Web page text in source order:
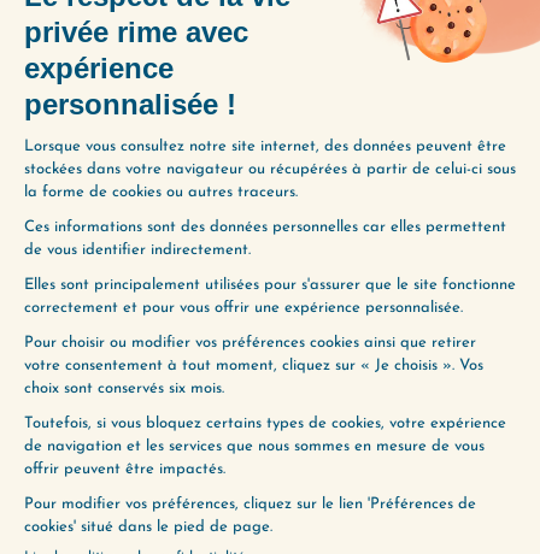
Avant de se lancer dans un nouveau projet, on
cherche généralement à apprendre et à
emmagasiner le plus de connaissances. Mais on
a parfois…Lire plus